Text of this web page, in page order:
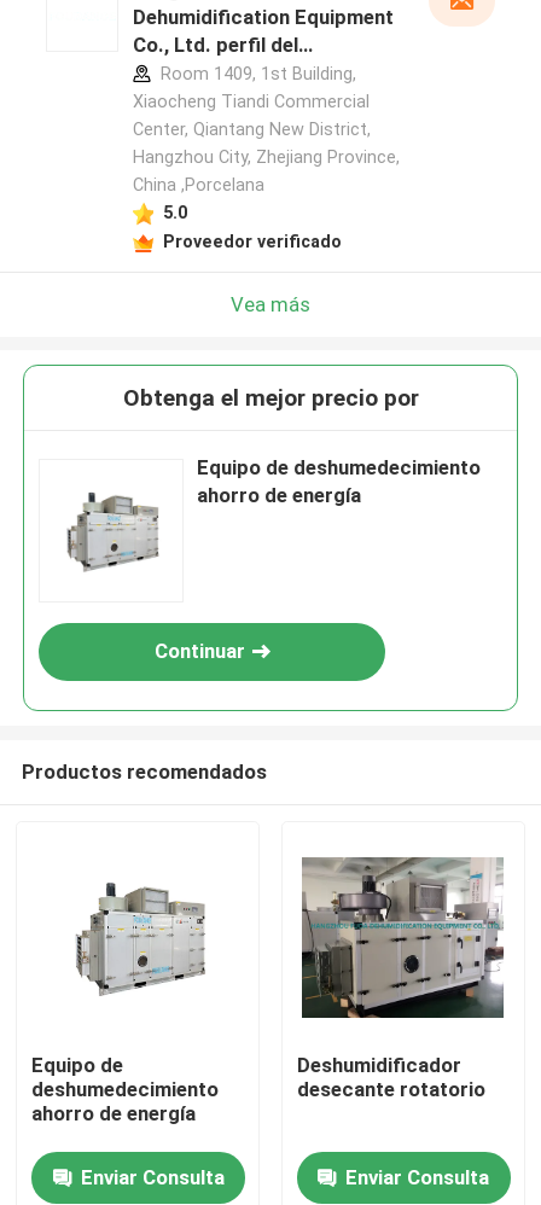
Productos
Sobre nosotros
Dehumidification Equipment
Co., Ltd. perfil del
fabricante
Room 1409, 1st Building,
Xiaocheng Tiandi Commercial
Center, Qiantang New District,
Hangzhou City, Zhejiang Province,
China ,Porcelana
5.0
Proveedor verificado
Vea más
Obtenga el mejor precio por
Equipo de deshumedecimiento
ahorro de energía
Continuar
Productos recomendados
Equipo de
deshumedecimiento
ahorro de energía
Enviar Consulta
Deshumidificador
desecante rotatorio
Enviar Consulta